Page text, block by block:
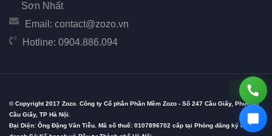
Sơn Nhất
Email: contact@zozo.vn
Hotline: 0904.886.094
© Copyright 2017 Zozo. Công ty Cổ phần Phần Mềm Zozo - Số 247 Cầu Giấy, Phường
Cầu Giấy, TP Hà Nội.
Đại Diện: Ông Đặng Văn Tiễu. Mã số thuế: 0107896702 cấp tại Phòng đăng ký kinh